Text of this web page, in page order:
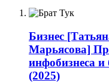
Бизнес
Марьясова]
инфобизнеса
(2025)